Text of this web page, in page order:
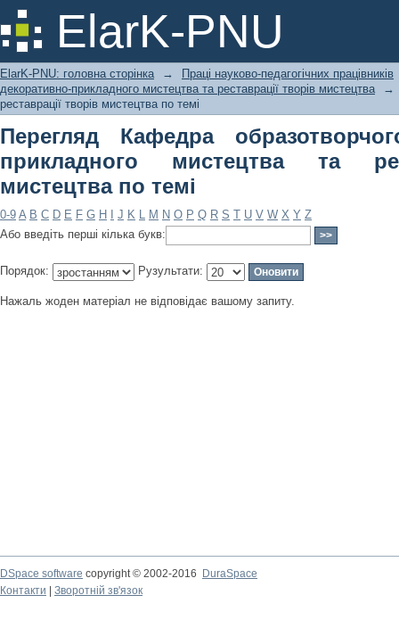
ElarK-PNU
Перегляд Кафедра
реставрації творів мистецтва по
ElarK-PNU: головна сторінка →
Праці науково-педагогічних працівників
декоративно-прикладного мистецтва та реставрації творів мистецтва
→
реставрації творів мистецтва по темі
Перегляд Кафедра
прикладного мистецтва та
мистецтва по темі
0-9 A B C D E F G H J K L M N O P Q R S T U V W X Y Z
Або введіть перші кілька букв:
Порядок: Рузультати:
Нажаль жоден матеріал не відповідає вашому запиту.
DSpace software copyright © 2002-2016
DuraSpace
Контакти
Зворотній зв'язок